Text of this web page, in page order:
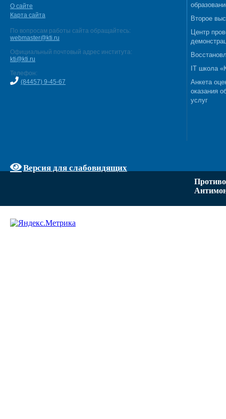
О сайте
Карта сайта
По вопросам работы сайта обращайтесь:
webmaster@kti.ru
Официальный почтовый адрес института:
kti@kti.ru
Телефон:
(84457) 9-45-67
Версия для слабовидящих
Второе
Центр
IT школа
Анкета
оказания
услуг